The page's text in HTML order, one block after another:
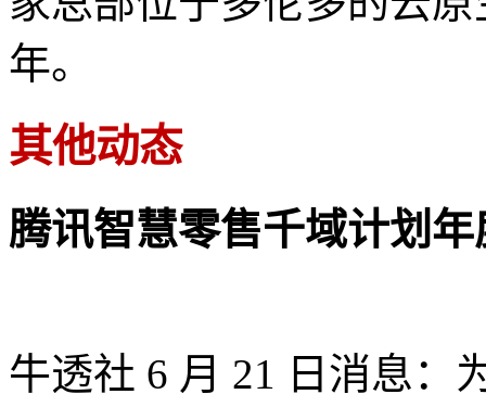
年。
其他动态
腾讯智慧零售千域计划
牛透社 6 月 21 日消息：